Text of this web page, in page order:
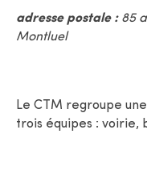
adresse postale :85
Montluel
Le CTM regroupe
trois équipes : voirie,